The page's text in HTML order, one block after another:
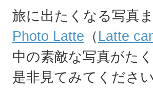
旅に出たくなる写真
Photo Latte （Latte
中の素敵な写真がた
是非見てみてください